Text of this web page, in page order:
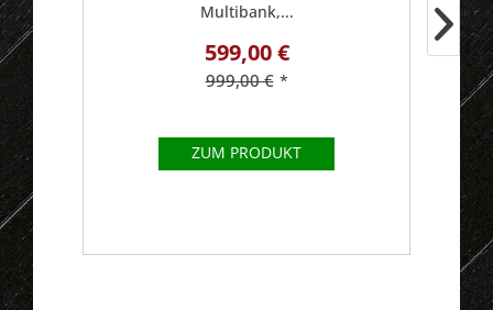
Multibank,...
599,00 €
999,00 € *
ZUM PRODUKT